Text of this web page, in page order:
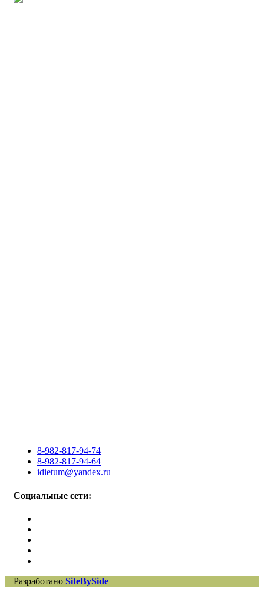
8-982-817-94-74
8-982-817-94-64
idietum@yandex.ru
Социальные сети:
Разработано SiteBySide